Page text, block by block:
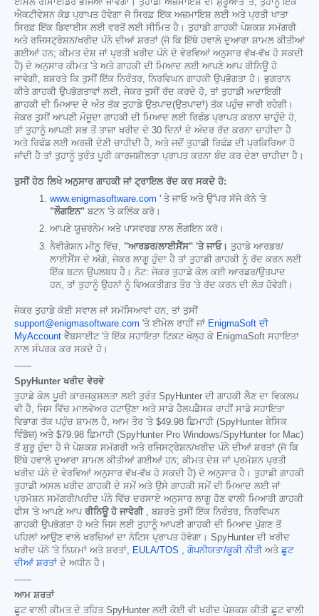
ਈਮੇਲ ਰੀਮਾਈਂਡਰ ਭੇਜਿਆ ਜਾਵੇਗਾ। ਤੁਹਾਡੀ ਅਜ਼ਮਾਇਸ਼ ਦੀ ਸ਼ੁਰੂਆਤ 'ਤੇ, ਤੁਹਾਨੂੰ ਇੱਕ
ਐਕਟੀਵੇਸ਼ਨ ਕੋਡ ਪ੍ਰਾਪਤ ਹੋਵੇਗਾ ਜੋ ਸਿਰਫ਼ ਇੱਕ ਅਜ਼ਮਾਇਸ਼ ਲਈ ਅਤੇ ਪ੍ਰਤੀ ਖਾਤਾ
ਸਿਰਫ਼ ਇੱਕ ਡਿਵਾਈਸ ਲਈ ਵਰਤੋਂ ਲਈ ਸੀਮਿਤ ਹੈ। ਤੁਹਾਡੀ ਗਾਹਕੀ ਪੇਸ਼ਕਸ਼ ਸਮੱਗਰੀ
ਅਤੇ ਰਜਿਸਟ੍ਰੇਸ਼ਨ/ਖਰੀਦ ਪੰਨੇ ਦੀਆਂ ਸ਼ਰਤਾਂ (ਜੋ ਕਿ ਇੱਥੇ ਹਵਾਲੇ ਦੁਆਰਾ ਸ਼ਾਮਲ ਕੀਤੀਆਂ
ਗਈਆਂ ਹਨ; ਕੀਮਤ ਦੇਸ਼ ਜਾਂ ਪ੍ਰਤੀ ਖਰੀਦ ਪੰਨੇ ਦੇ ਵੇਰਵਿਆਂ ਅਨੁਸਾਰ ਵੱਖ-ਵੱਖ ਹੋ ਸਕਦੀ
ਹੈ) ਦੇ ਅਨੁਸਾਰ ਕੀਮਤ 'ਤੇ ਅਤੇ ਗਾਹਕੀ ਦੀ ਮਿਆਦ ਲਈ ਆਪਣੇ ਆਪ ਰੀਨਿਊ ਹੋ
ਜਾਵੇਗੀ, ਬਸ਼ਰਤੇ ਕਿ ਤੁਸੀਂ ਇੱਕ ਨਿਰੰਤਰ, ਨਿਰਵਿਘਨ ਗਾਹਕੀ ਉਪਭੋਗਤਾ ਹੋ। ਭੁਗਤਾਨ
ਕੀਤੇ ਗਾਹਕੀ ਉਪਭੋਗਤਾਵਾਂ ਲਈ, ਜੇਕਰ ਤੁਸੀਂ ਰੱਦ ਕਰਦੇ ਹੋ, ਤਾਂ ਤੁਹਾਡੀ ਅਦਾਇਗੀ
ਗਾਹਕੀ ਦੀ ਮਿਆਦ ਦੇ ਅੰਤ ਤੱਕ ਤੁਹਾਡੇ ਉਤਪਾਦ(ਉਤਪਾਦਾਂ) ਤੱਕ ਪਹੁੰਚ ਜਾਰੀ ਰਹੇਗੀ।
ਜੇਕਰ ਤੁਸੀਂ ਆਪਣੀ ਮੌਜੂਦਾ ਗਾਹਕੀ ਦੀ ਮਿਆਦ ਲਈ ਰਿਫੰਡ ਪ੍ਰਾਪਤ ਕਰਨਾ ਚਾਹੁੰਦੇ ਹੋ,
ਤਾਂ ਤੁਹਾਨੂੰ ਆਪਣੀ ਸਭ ਤੋਂ ਤਾਜ਼ਾ ਖਰੀਦ ਦੇ 30 ਦਿਨਾਂ ਦੇ ਅੰਦਰ ਰੱਦ ਕਰਨਾ ਚਾਹੀਦਾ ਹੈ
ਅਤੇ ਰਿਫੰਡ ਲਈ ਅਰਜ਼ੀ ਦੇਣੀ ਚਾਹੀਦੀ ਹੈ, ਅਤੇ ਜਦੋਂ ਤੁਹਾਡੀ ਰਿਫੰਡ ਦੀ ਪ੍ਰਕਿਰਿਆ ਹੋ
ਜਾਂਦੀ ਹੈ ਤਾਂ ਤੁਹਾਨੂੰ ਤੁਰੰਤ ਪੂਰੀ ਕਾਰਜਸ਼ੀਲਤਾ ਪ੍ਰਾਪਤ ਕਰਨਾ ਬੰਦ ਕਰ ਦੇਣਾ ਚਾਹੀਦਾ ਹੈ।
ਤੁਸੀਂ ਹੇਠ ਲਿਖੇ ਅਨੁਸਾਰ ਗਾਹਕੀ ਜਾਂ ਟ੍ਰਾਇਲ ਰੱਦ ਕਰ ਸਕਦੇ ਹੋ:
www.enigmasoftware.com ' ਤੇ ਜਾਓ ਅਤੇ ਉੱਪਰ ਸੱਜੇ ਕੋਨੇ 'ਤੇ
"ਲੌਗਇਨ" ਬਟਨ 'ਤੇ ਕਲਿੱਕ ਕਰੋ।
ਆਪਣੇ ਯੂਜ਼ਰਨੇਮ ਅਤੇ ਪਾਸਵਰਡ ਨਾਲ ਲੌਗਇਨ ਕਰੋ।
ਨੈਵੀਗੇਸ਼ਨ ਮੀਨੂ ਵਿੱਚ, "ਆਰਡਰ/ਲਾਈਸੈਂਸ" 'ਤੇ ਜਾਓ। ਤੁਹਾਡੇ ਆਰਡਰ/
ਲਾਈਸੈਂਸ ਦੇ ਅੱਗੇ, ਜੇਕਰ ਲਾਗੂ ਹੁੰਦਾ ਹੈ ਤਾਂ ਤੁਹਾਡੀ ਗਾਹਕੀ ਨੂੰ ਰੱਦ ਕਰਨ ਲਈ
ਇੱਕ ਬਟਨ ਉਪਲਬਧ ਹੈ। ਨੋਟ: ਜੇਕਰ ਤੁਹਾਡੇ ਕੋਲ ਕਈ ਆਰਡਰ/ਉਤਪਾਦ
ਹਨ, ਤਾਂ ਤੁਹਾਨੂੰ ਉਹਨਾਂ ਨੂੰ ਵਿਅਕਤੀਗਤ ਤੌਰ 'ਤੇ ਰੱਦ ਕਰਨ ਦੀ ਲੋੜ ਹੋਵੇਗੀ।
ਜੇਕਰ ਤੁਹਾਡੇ ਕੋਈ ਸਵਾਲ ਜਾਂ ਸਮੱਸਿਆਵਾਂ ਹਨ, ਤਾਂ ਤੁਸੀਂ
support@enigmasoftware.com 'ਤੇ ਈਮੇਲ ਰਾਹੀਂ ਜਾਂ EnigmaSoft ਦੀ
MyAccount ਵੈੱਬਸਾਈਟ 'ਤੇ ਇੱਕ ਸਹਾਇਤਾ ਟਿਕਟ ਖੋਲ੍ਹ ਕੇ EnigmaSoft ਸਹਾਇਤਾ
ਨਾਲ ਸੰਪਰਕ ਕਰ ਸਕਦੇ ਹੋ।
------
SpyHunter ਖਰੀਦ ਵੇਰਵੇ
ਤੁਹਾਡੇ ਕੋਲ ਪੂਰੀ ਕਾਰਜਕੁਸ਼ਲਤਾ ਲਈ ਤੁਰੰਤ SpyHunter ਦੀ ਗਾਹਕੀ ਲੈਣ ਦਾ ਵਿਕਲਪ
ਵੀ ਹੈ, ਜਿਸ ਵਿੱਚ ਮਾਲਵੇਅਰ ਹਟਾਉਣਾ ਅਤੇ ਸਾਡੇ ਹੈਲਪਡੈਸਕ ਰਾਹੀਂ ਸਾਡੇ ਸਹਾਇਤਾ
ਵਿਭਾਗ ਤੱਕ ਪਹੁੰਚ ਸ਼ਾਮਲ ਹੈ, ਆਮ ਤੌਰ 'ਤੇ $49.98 ਛਿਮਾਹੀ (SpyHunter ਬੇਸਿਕ
ਵਿੰਡੋਜ਼) ਅਤੇ $79.98 ਛਿਮਾਹੀ (SpyHunter Pro Windows/SpyHunter for Mac)
ਤੋਂ ਸ਼ੁਰੂ ਹੁੰਦਾ ਹੈ ਜੋ ਪੇਸ਼ਕਸ਼ ਸਮੱਗਰੀ ਅਤੇ ਰਜਿਸਟ੍ਰੇਸ਼ਨ/ਖਰੀਦ ਪੰਨੇ ਦੀਆਂ ਸ਼ਰਤਾਂ (ਜੋ ਕਿ
ਇੱਥੇ ਹਵਾਲੇ ਦੁਆਰਾ ਸ਼ਾਮਲ ਕੀਤੀਆਂ ਗਈਆਂ ਹਨ; ਕੀਮਤ ਦੇਸ਼ ਜਾਂ ਪ੍ਰਮੋਸ਼ਨ ਪ੍ਰਤੀ
ਖਰੀਦ ਪੰਨੇ ਦੇ ਵੇਰਵਿਆਂ ਅਨੁਸਾਰ ਵੱਖ-ਵੱਖ ਹੋ ਸਕਦੀ ਹੈ) ਦੇ ਅਨੁਸਾਰ ਹੈ। ਤੁਹਾਡੀ ਗਾਹਕੀ
ਤੁਹਾਡੀ ਅਸਲ ਖਰੀਦ ਗਾਹਕੀ ਦੇ ਸਮੇਂ ਅਤੇ ਉਸੇ ਗਾਹਕੀ ਸਮੇਂ ਦੀ ਮਿਆਦ ਲਈ ਜਾਂ
ਪ੍ਰਮੋਸ਼ਨ ਸਮੱਗਰੀ/ਖਰੀਦ ਪੰਨੇ ਵਿੱਚ ਦਰਸਾਏ ਅਨੁਸਾਰ ਲਾਗੂ ਹੋਣ ਵਾਲੀ ਮਿਆਰੀ ਗਾਹਕੀ
ਫੀਸ 'ਤੇ ਆਪਣੇ ਆਪ ਰੀਨਿਊ ਹੋ ਜਾਵੇਗੀ, ਬਸ਼ਰਤੇ ਤੁਸੀਂ ਇੱਕ ਨਿਰੰਤਰ, ਨਿਰਵਿਘਨ
ਗਾਹਕੀ ਉਪਭੋਗਤਾ ਹੋ ਅਤੇ ਜਿਸ ਲਈ ਤੁਹਾਨੂੰ ਆਪਣੀ ਗਾਹਕੀ ਦੀ ਮਿਆਦ ਪੁੱਗਣ ਤੋਂ
ਪਹਿਲਾਂ ਆਉਣ ਵਾਲੇ ਖਰਚਿਆਂ ਦਾ ਨੋਟਿਸ ਪ੍ਰਾਪਤ ਹੋਵੇਗਾ। SpyHunter ਦੀ ਖਰੀਦ
ਖਰੀਦ ਪੰਨੇ 'ਤੇ ਨਿਯਮਾਂ ਅਤੇ ਸ਼ਰਤਾਂ,
EULA/TOS ਗੋਪਨੀਯਤਾ/ਕੂਕੀ ਨੀਤੀ ਅਤੇ ਛੂਟ
ਦੀਆਂ ਸ਼ਰਤਾਂ ਦੇ ਅਧੀਨ ਹੈ।
------
ਆਮ ਸ਼ਰਤਾਂ
ਛੂਟ ਵਾਲੀ ਕੀਮਤ ਦੇ ਤਹਿਤ SpyHunter ਲਈ ਕੋਈ ਵੀ ਖਰੀਦ ਪੇਸ਼ਕਸ਼ ਕੀਤੀ ਛੂਟ ਵਾਲੀ